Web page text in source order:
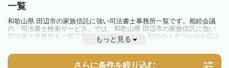
一覧
和歌山県 田辺市の家族信託に強い司法書士事務所一覧です。相続会議
の「司法書士検索サービス」では、和歌山県 田辺市の家族信託に強い
司法書士事務所を一覧で見ることが出来ます。相続のトラブルやお悩み
を抱えている方は一度近隣の司法書士に相談してみましょう。
もっと見る
さらに条件を絞り込む